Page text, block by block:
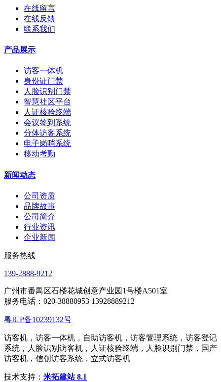
在线留言
在线反馈
联系我们
产品展示
访客一体机
身份证门禁
人脸识别门禁
智慧社区平台
人证核验终端
会议签到系统
分体访客系统
电子岗哨系统
移动考勤
新闻动态
公司资质
品牌故事
公司简介
行业资讯
企业新闻
服务热线
139-2888-9212
广州市番禺区石楼花城创意产业园1号楼A501室
服务电话：020-38880953 13928889212
粤ICP备10239132号
访客机，访客一体机，自助访客机，访客管理系统，访客登记
系统，人脸识别访客机，人证核验终端，人脸识别门禁，国产
访客机，信创访客系统，立式访客机
技术支持： 米拓建站 8.1